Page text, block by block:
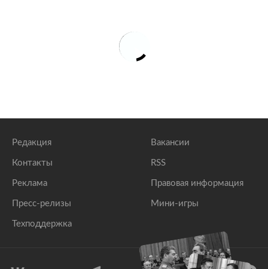
Редакция
Контакты
Реклама
Пресс-релизы
Техподдержка
Вакансии
RSS
Правовая информация
Мини-игры